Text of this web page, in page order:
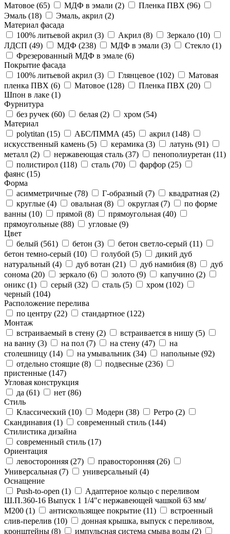
Матовое (65) МДФ в эмали (2) Пленка ПВХ (96)
Эмаль (18) Эмаль, акрил (2)
Материал фасада
100% литьевой акрил (3) Акрил (8) Зеркало (10)
ЛДСП (49) МДФ (238) МДФ в эмали (3) Стекло (1)
Фрезерованный МДФ в эмале (6)
Покрытие фасада
100% литьевой акрил (3) Глянцевое (102)
Матовая
пленка ПВХ (6) Матовое (128) Пленка ПВХ (20)
Шпон в лаке (1)
Фурнитура
без ручек (60) белая (2) хром (54)
Материал
polytitan (15) АБС/ПММА (45) акрил (148)
искусственный камень (5) керамика (3) латунь (91)
металл (2) нержавеющая сталь (37) пенополиуретан (11)
полистирол (118) сталь (70) фарфор (25)
фаянс (15)
Форма
асимметричные (78) Г-образный (7) квадратная (2)
круглые (4) овальная (8) округлая (7)
по форме
ванны (10) прямой (8) прямоугольная (40)
прямоугольные (88) угловые (9)
Цвет
белый (561) бетон (3) бетон светло-серый (11)
бетон темно-серый (10) голубой (5)
дикий дуб
натуральный (4) дуб вотан (21) дуб намибия (8)
дуб
сонома (20) зеркало (6) золото (9) капучино (2)
оникс (1) серый (32) сталь (5) хром (102)
черный (104)
Расположение перелива
по центру (22) стандартное (122)
Монтаж
встраиваемый в стену (2) встраивается в нишу (5)
на ванну (3) на пол (7) на стену (47)
на
столешницу (14) на умывальник (34) напольные (92)
отдельно стоящие (8) подвесные (236)
пристенные (147)
Угловая конструкция
да (61) нет (86)
Стиль
Классический (10) Модерн (38) Ретро (2)
Скандинавия (1) современный стиль (144)
Стилистика дизайна
современный стиль (17)
Ориентация
левосторонняя (27) правосторонняя (26)
Универсальная (7) универсальный (4)
Оснащение
Push-to-open (1)
Адаптерное кольцо с переливом
Ш.П.360-16 Выпуск 1 1/4"с нержавеющей чашкой 63 мм/
М200 (1) антискользящее покрытие (11)
встроенный
слив-перелив (10)
донная крышка, выпуск с переливом,
кронштейны (8) импульсная система смыва воды (2)